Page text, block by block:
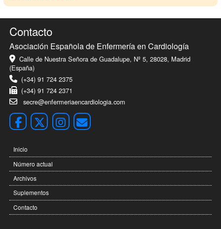
Contacto
Asociación Española de Enfermería en Cardiología
Calle de Nuestra Señora de Guadalupe, Nº 5, 28028, Madrid
(España)
(+34) 91 724 2375
(+34) 91 724 2371
secre@enfermeriaencardiologia.com
Inicio
Número actual
Archivos
Suplementos
Contacto